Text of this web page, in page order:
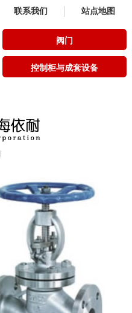
联系我们 站点地图
阀门
控制柜与成套设备